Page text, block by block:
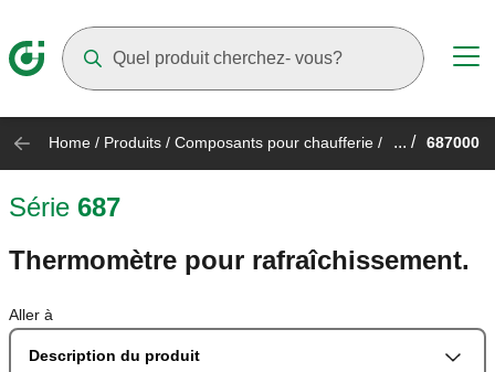
Home / Produits / Composants pour chaufferie / ... / 687000
Série 687
Thermomètre pour rafraîchissement.
Aller à
Description du produit